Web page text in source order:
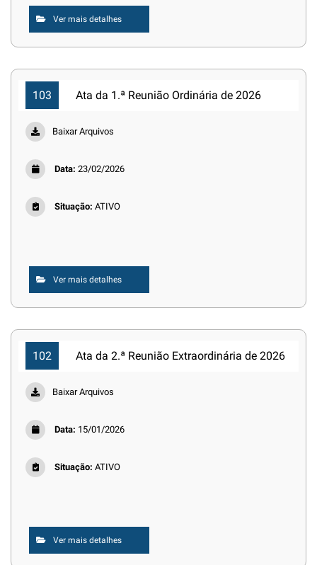
Ver mais detalhes
103 Ata da 1.ª Reunião Ordinária de 2026
Baixar Arquivos
Data: 23/02/2026
Situação: ATIVO
Ver mais detalhes
102 Ata da 2.ª Reunião Extraordinária de 2026
Baixar Arquivos
Data: 15/01/2026
Situação: ATIVO
Ver mais detalhes